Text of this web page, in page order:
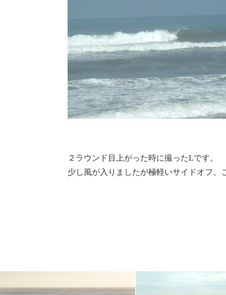
２ラウンド目上がった時に撮ったLです。
少し風が入りましたが極軽いサイドオフ